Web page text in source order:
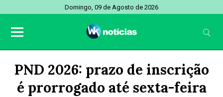
Domingo, 09 de Agosto de 2026
PND 2026: prazo de inscrição
é prorrogado até sexta-feira